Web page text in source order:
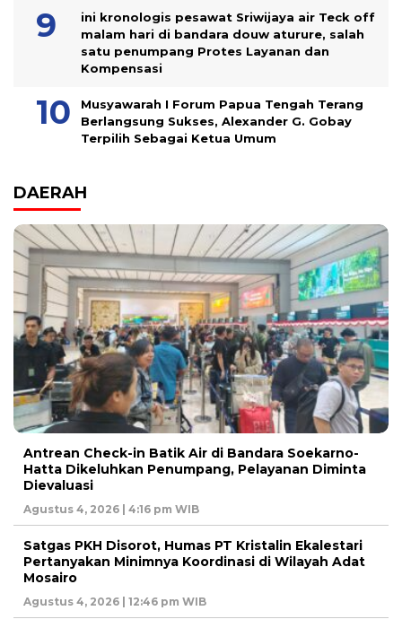
ini kronologis pesawat Sriwijaya air Teck off
malam hari di bandara douw aturure, salah
satu penumpang Protes Layanan dan
Kompensasi
Musyawarah I Forum Papua Tengah Terang
Berlangsung Sukses, Alexander G. Gobay
Terpilih Sebagai Ketua Umum
DAERAH
Antrean Check-in Batik Air di Bandara Soekarno-
Hatta Dikeluhkan Penumpang, Pelayanan Diminta
Dievaluasi
Agustus 4, 2026 | 4:16 pm WIB
Satgas PKH Disorot, Humas PT Kristalin Ekalestari
Pertanyakan Minimnya Koordinasi di Wilayah Adat
Mosairo
Agustus 4, 2026 | 12:46 pm WIB